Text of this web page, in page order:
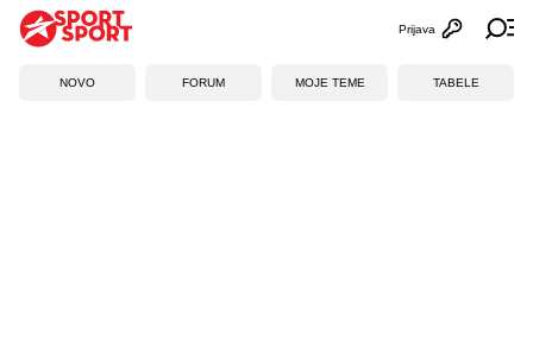
Otvori
Prijava
NOVO FORUM MOJE TEME TABELE